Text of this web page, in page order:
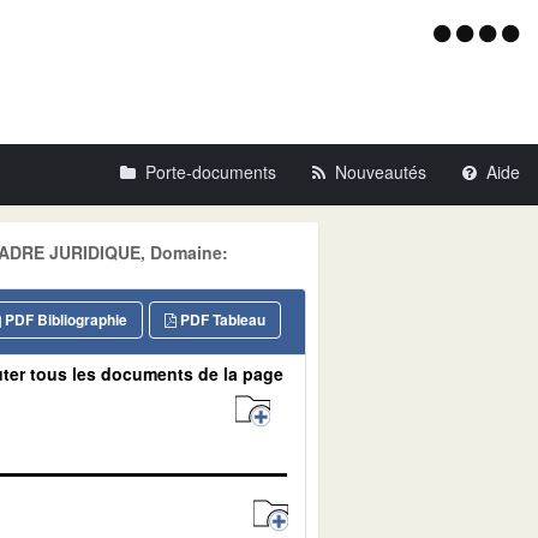
Menu
Porte-documents Nouveautés Aide
JURIDIQUE, Domaine:
PDF Tableau
PDF Bibliographie
tous les documents de la page